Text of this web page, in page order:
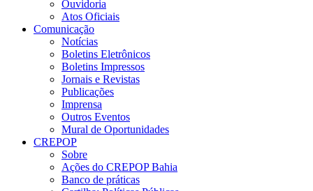
Ouvidoria
Atos Oficiais
Comunicação
Notícias
Boletins Eletrônicos
Boletins Impressos
Jornais e Revistas
Publicações
Imprensa
Outros Eventos
Mural de Oportunidades
CREPOP
Sobre
Ações do CREPOP Bahia
Banco de práticas